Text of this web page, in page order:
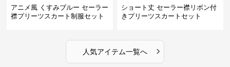
アニメ風 くすみブルー セーラー
襟プリーツスカート制服セット
ショート丈 セーラー襟リボン付
きプリーツスカートセット
人気アイテム一覧へ ›